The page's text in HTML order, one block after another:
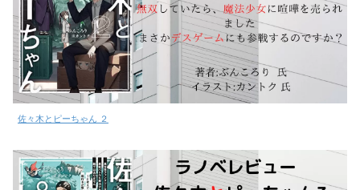
佐々木とピーちゃん ２